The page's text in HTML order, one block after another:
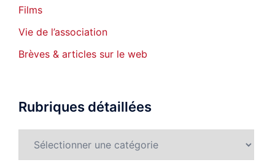
Films
Vie de l’association
Brèves & articles sur le web
Rubriques détaillées